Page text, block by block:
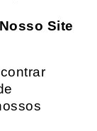
Site